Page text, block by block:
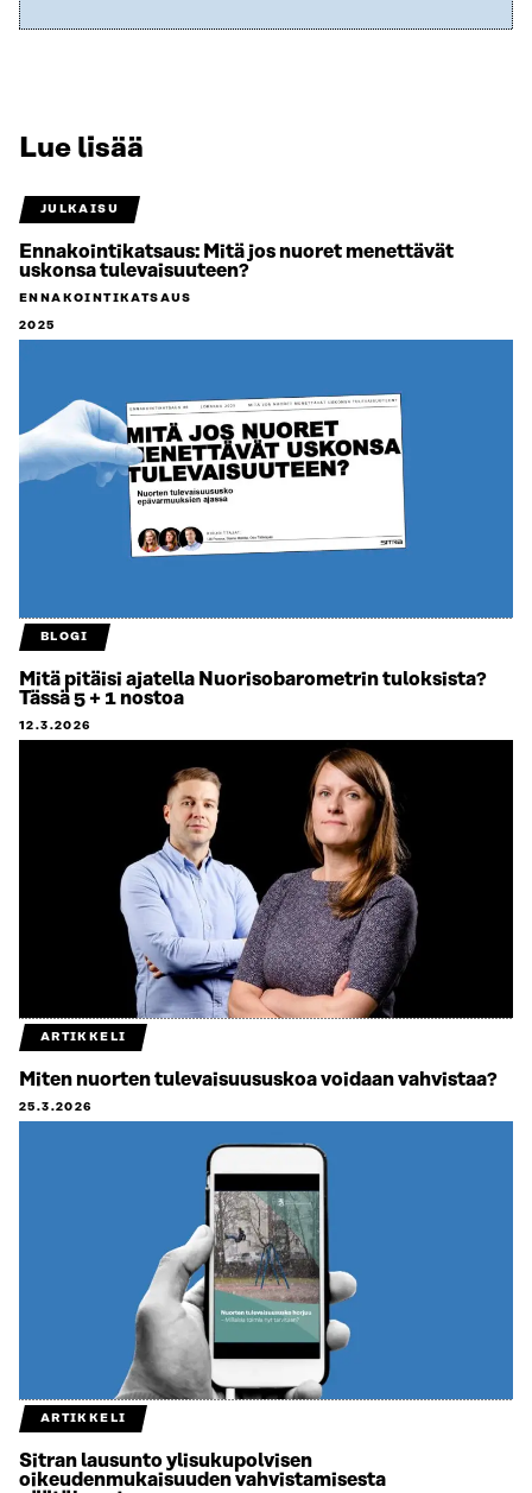
Lue lisää
JULKAISU
Ennakointikatsaus: Mitä jos nuoret menettävät
uskonsa tulevaisuuteen?
ENNAKOINTIKATSAUS
2025
BLOGI
Mitä pitäisi ajatella Nuorisobarometrin tuloksista?
Tässä 5 + 1 nostoa
12.3.2026
ARTIKKELI
Miten nuorten tulevaisuususkoa voidaan vahvistaa?
25.3.2026
ARTIKKELI
Sitran lausunto ylisukupolvisen
oikeudenmukaisuuden vahvistamisesta